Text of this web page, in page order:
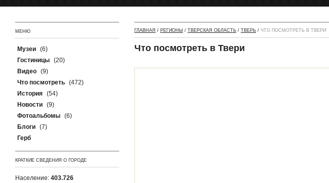
МЕНЮ
Музеи (6)
Гостиницы (20)
Видео (9)
Что посмотреть (472)
История (54)
Новости (9)
Фотоальбомы (6)
Блоги (7)
Герб
КРАТКИЕ СВЕДЕНИЯ О ГОРОДЕ
Население: 403.726
ГЛАВНАЯ / РЕГИОНЫ / ТВЕРСКАЯ ОБЛАСТЬ / ТВЕРЬ / ЧТО ПОСМОТРЕТЬ В ТВЕРИ
Что посмотреть в Твери